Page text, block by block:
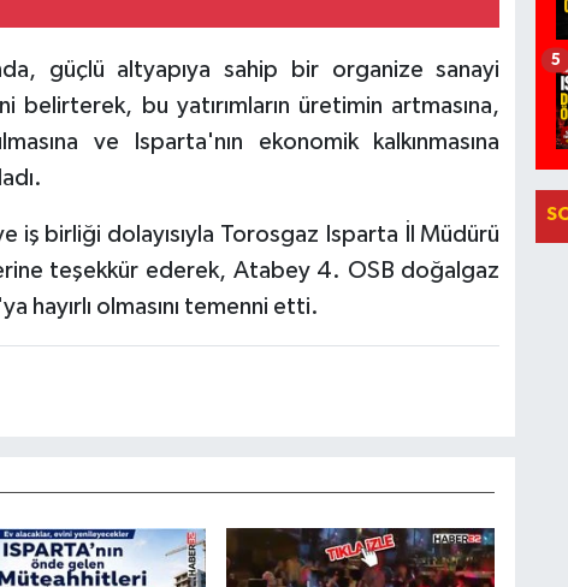
güçlü altyapıya sahip bir organize sanayi
belirterek, bu yatırımların üretimin artmasına,
ve Isparta'nın ekonomik kalkınmasına
iş birliği dolayısıyla Torosgaz Isparta İl Müdürü
teşekkür ederek, Atabey 4. OSB doğalgaz
hayırlı olmasını temenni etti.
5